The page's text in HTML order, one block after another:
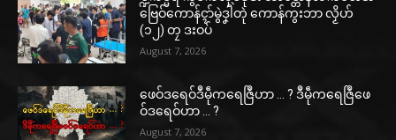
ဗြေဝ်ကောန်ၚာ်မွဲဒၞါဲတုဲ ကောန်ကွးဘာ လၟိဟ်
(၁၂) တၠ ဒးဝပ်
August 7, 2026
ဖေဝ်ဒရေဝ်ဒဳမဵုကရေဇြဳဟာ … ? ဒဳမဵုကရေဇြဳဖေ
ဝ်ဒရေဝ်ဟာ … ?
August 7, 2026